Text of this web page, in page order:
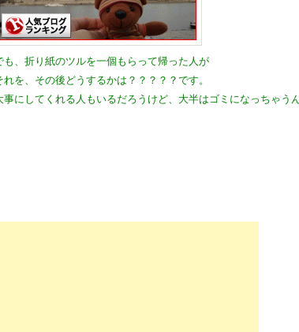
も、折り紙のツルを一個もらって帰った人が
れを、その後どうするかは？？？？？です。
事にしてくれる人もいるだろうけど、大半はゴミになっちゃ